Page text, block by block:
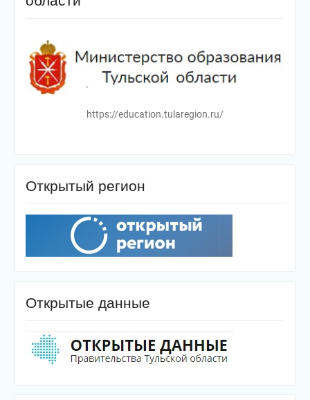
https://education.tularegion.ru/
Открытый регион
Открытые данные